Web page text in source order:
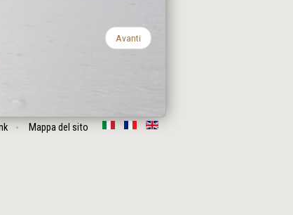
Avanti
Mappa del sito